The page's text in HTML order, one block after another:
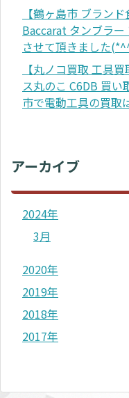
【鶴ヶ島市 ブラン
Baccarat タンブラー
させて頂きました
【丸ノコ買取 工具
ス丸のこ C6DB 買い
市で電動工具の買取
アーカイブ
2024年
3月
2020年
2019年
2018年
2017年